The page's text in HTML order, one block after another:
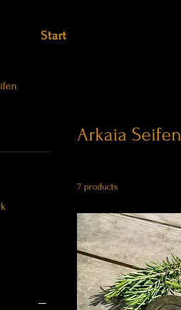
Start
Arkaia Seifen
7 products